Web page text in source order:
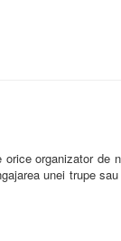
organizator
unei trupe